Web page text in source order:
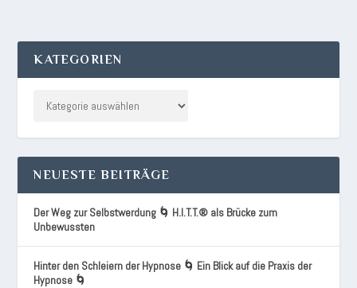
KATEGORIEN
NEUESTE BEITRÄGE
Der Weg zur Selbstwerdung 🌀 H.I.T.T.® als Brücke zum
Unbewussten
Hinter den Schleiern der Hypnose 🌀 Ein Blick auf die Praxis der
Hypnose 🌀